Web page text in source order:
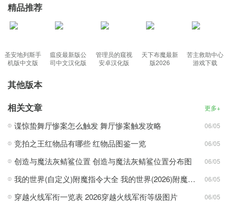
用户都可以在电脑上体验到最轻松的魔兽插件使用。
功能：
度来安排，
洁方便非常的轻松简单
3、轻松装载和管理插件方便快捷，能够帮助用户轻松下载使用各种
插件
务器支持
精品推荐
圣安地列斯手
机版中文版
瘟疫最新版公
司中文汉化版
管理员的窥视
安卓汉化版
天下布魔最新
版2026
苦主救助中心
游戏下载
其他版本
相关文章
更多+
谍惊蛰舞厅惨案怎么触发 舞厅惨案触发攻略 06/05
竞拍之王红物品有哪些 红物品图鉴一览 06/05
创造与魔法灰鲭鲨位置 创造与魔法灰鲭鲨位置分布图 06/05
我的世界(自定义)附魔指令大全 我的世界(2026)附魔指令代码大全 06/05
穿越火线军衔一览表 2026穿越火线军衔等级图片 06/05